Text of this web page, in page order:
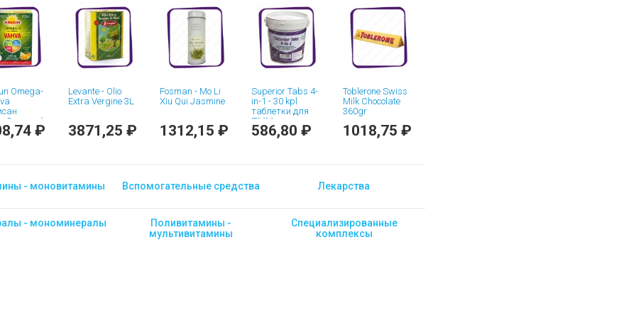
Omega-
3 вахва)
- 45 ₽
Levante - Olio
Extra Vergine 3L
3871,25 ₽
Fosman - Mo Li
Xiu Qui Jasmine
1312,15 ₽
Superior Tabs 4-
in-1 - 30 kpl
таблетки для
ПММ
586,80 ₽
Toblerone Swiss
Milk Chocolate
360gr
1018,75 ₽
- моновитамины Вспомогательные средства Лекарства
- мономинералы
Поливитамины -
мультивитамины
Специализированные
комплексы